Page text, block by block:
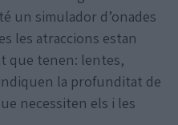
un simulador d’onades
les atraccions estan
que tenen: lentes,
la profunditat de
necessiten els i les